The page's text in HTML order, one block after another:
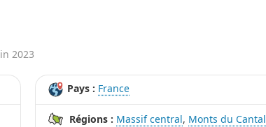
2023
Pays : France
Régions : Massif central, Monts du Cantal